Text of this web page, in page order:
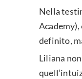
Nella
definito,
Liliana